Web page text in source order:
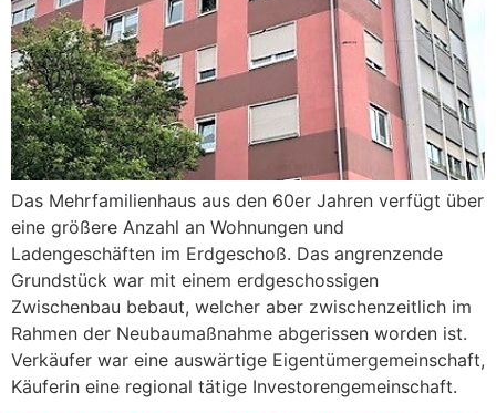
Das Mehrfamilienhaus aus den 60er Jahren verfügt über
eine größere Anzahl an Wohnungen und
Ladengeschäften im Erdgeschoß. Das angrenzende
Grundstück war mit einem erdgeschossigen
Zwischenbau bebaut, welcher aber zwischenzeitlich im
Rahmen der Neubaumaßnahme abgerissen worden ist.
Verkäufer war eine auswärtige Eigentümergemeinschaft,
Käuferin eine regional tätige Investorengemeinschaft.